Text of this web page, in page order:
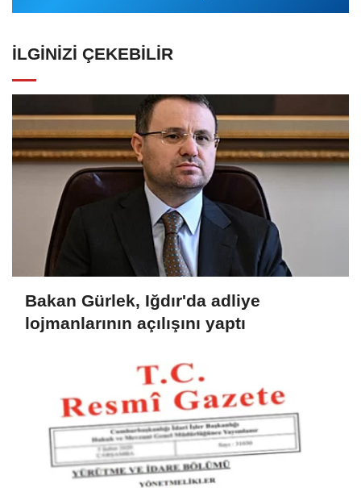
İLGINIZI ÇEKEBILIR
Bakan Gürlek, Iğdır'da adliye
lojmanlarının açılışını yaptı